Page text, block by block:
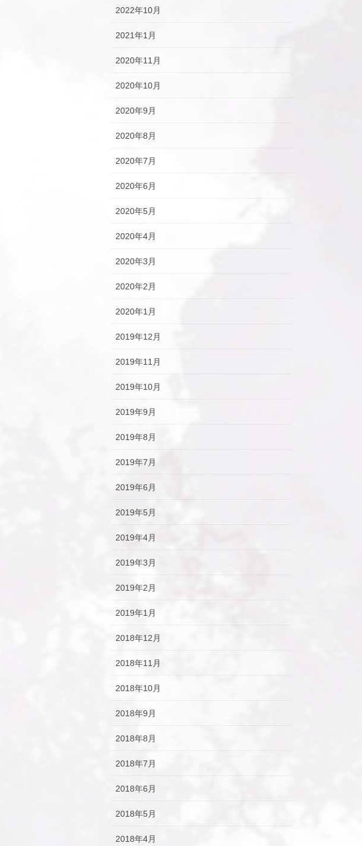
2022年10月
2021年1月
2020年11月
2020年10月
2020年9月
2020年8月
2020年7月
2020年6月
2020年5月
2020年4月
2020年3月
2020年2月
2020年1月
2019年12月
2019年11月
2019年10月
2019年9月
2019年8月
2019年7月
2019年6月
2019年5月
2019年4月
2019年3月
2019年2月
2019年1月
2018年12月
2018年11月
2018年10月
2018年9月
2018年8月
2018年7月
2018年6月
2018年5月
2018年4月